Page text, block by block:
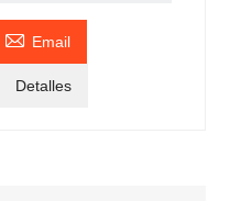
 Email
Detalles